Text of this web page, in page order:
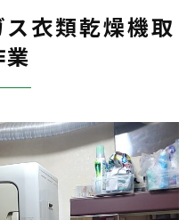
衣類乾燥機取